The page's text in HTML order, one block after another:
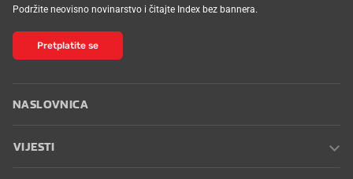
Podržite neovisno novinarstvo i čitajte Index bez bannera.
Pretplatite se
NASLOVNICA
VIJESTI